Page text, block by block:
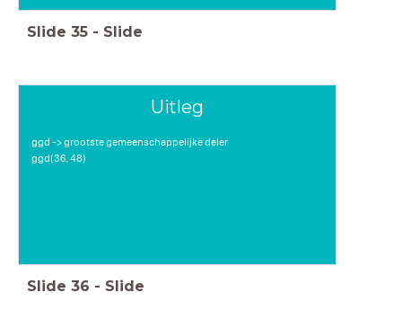
Slide 35 - Slide
Uitleg
ggd -> grootste gemeenschappelijke deler
ggd(36, 48)
Slide 36 - Slide